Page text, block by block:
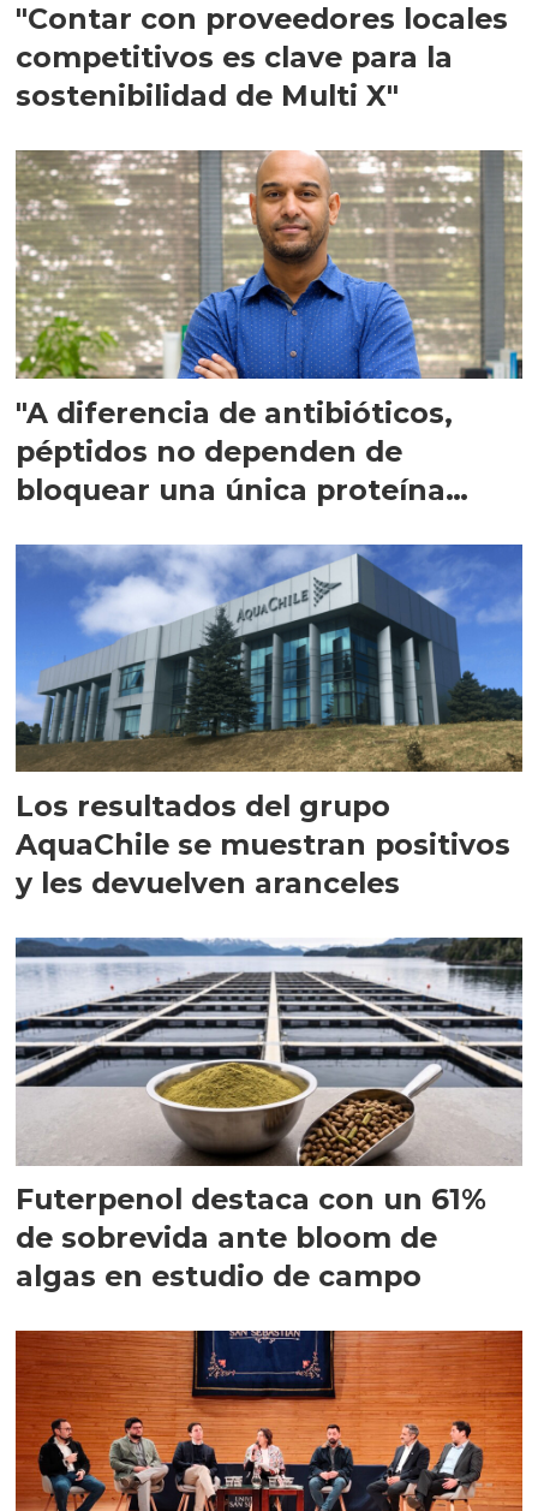
"Contar con proveedores locales
competitivos es clave para la
sostenibilidad de Multi X"
"A diferencia de antibióticos,
péptidos no dependen de
bloquear una única proteína
Los resultados del grupo
AquaChile se muestran positivos
y les devuelven aranceles
Futerpenol destaca con un 61%
de sobrevida ante bloom de
algas en estudio de campo